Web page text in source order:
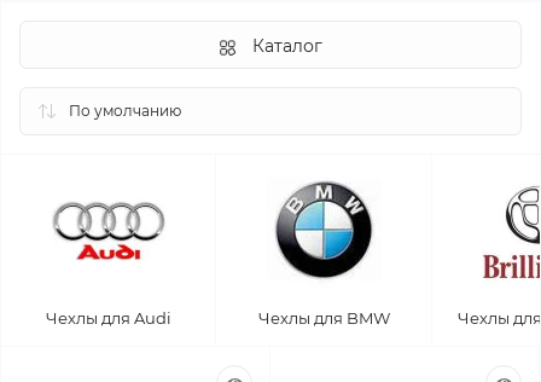
Каталог
Чехлы для Audi Чехлы для BMW Чехлы